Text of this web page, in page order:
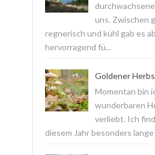
uns. Zwischen
regnerisch und kühl gab es
hervorragend fü...
Goldener
Momentan bin
wunderbaren
verliebt. Ich
diesem Jahr besonders